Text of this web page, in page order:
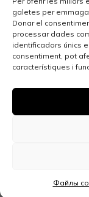
galetes per
Donar el
processar dades
identificadors únics
consentiment, pot
característiques i
Файлы
Дома на продажу
Дома на
Madrid
Решение в сфере
Лучшие районы
Дома на
Продайте свою
© 2026 Espígul.